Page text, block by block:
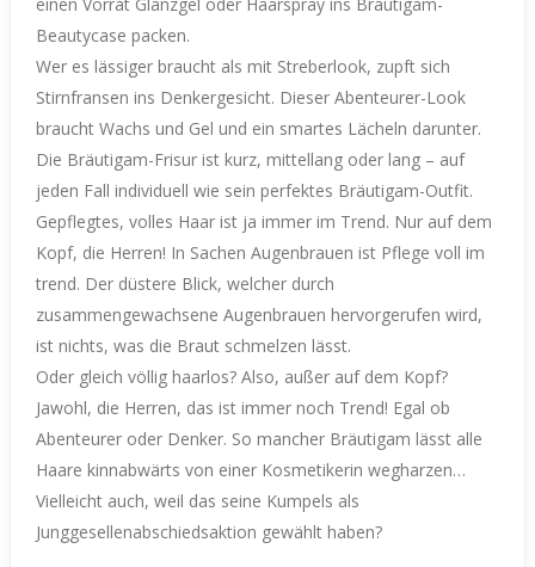
einen Vorrat Glanzgel oder Haarspray ins Bräutigam-
Beautycase packen.
Wer es lässiger braucht als mit Streberlook, zupft sich
Stirnfransen ins Denkergesicht. Dieser Abenteurer-Look
braucht Wachs und Gel und ein smartes Lächeln darunter.
Die Bräutigam-Frisur ist kurz, mittellang oder lang – auf
jeden Fall individuell wie sein perfektes Bräutigam-Outfit.
Gepflegtes, volles Haar ist ja immer im Trend. Nur auf dem
Kopf, die Herren! In Sachen Augenbrauen ist Pflege voll im
trend. Der düstere Blick, welcher durch
zusammengewachsene Augenbrauen hervorgerufen wird,
ist nichts, was die Braut schmelzen lässt.
Oder gleich völlig haarlos? Also, außer auf dem Kopf?
Jawohl, die Herren, das ist immer noch Trend! Egal ob
Abenteurer oder Denker. So mancher Bräutigam lässt alle
Haare kinnabwärts von einer Kosmetikerin wegharzen…
Vielleicht auch, weil das seine Kumpels als
Junggesellenabschiedsaktion gewählt haben?